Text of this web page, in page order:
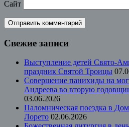
Сайт
Свежие записи
Выступление детей Свято-
праздник Святой Троицы
Совершение панихиды на
Андреева во вторую
03.06.2026
Паломническая поездка в
Лорето 02.06.2026